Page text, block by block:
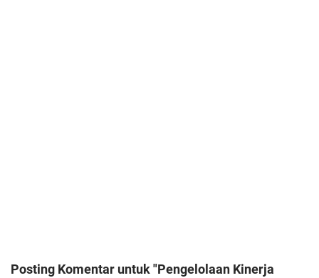
Posting Komentar untuk "Pengelolaan Kinerja